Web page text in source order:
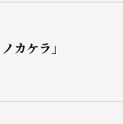
カケラ」